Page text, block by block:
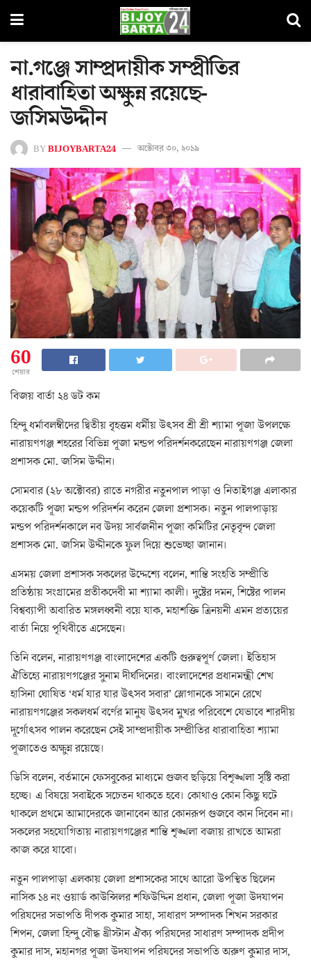
না.গঞ্জে সাম্প্রদায়ীক সম্প্রীতির
ধারাবাহিতা অক্ষুন্ন রয়েছে-
জসিমউদ্দীন
BYBIJOYBARTA24 অক্টোবর ৩০, ২০১৯
60
শেয়ার
বিজয় বার্তা ২৪ ডট কম
হিন্দু ধর্মাবলম্বীদের দ্বিতীয় বৃহত্তম ধর্মীয় উৎসব শ্রী শ্রী শ্যামা পূজা উপলক্ষে
নারায়ণগঞ্জ শহরের বিভিন্ন পূজা মন্ডপ পরিদর্শনকরেছেন নারায়ণগঞ্জ জেলা
প্রশাসক মো. জসিম উদ্দীন।
সোমবার (২৮ অক্টোবর) রাতে নগরীর নতুনপাল পাড়া ও নিতাইগঞ্জ এলাকার
কয়েকটি পূজা মন্ডপ পরিদর্শন করেন জেলা প্রশাসক। নতুন পালপাড়ায়
মন্ডপ পরিদর্শনকালে নব উদয় সার্বজনীন পূজা কমিটির নেতৃবৃন্দ জেলা
প্রশাসক মো. জসিম উদ্দীনকে ফুল দিয়ে শুভেচ্ছা জানান।
এসময় জেলা প্রশাসক সকলের উদ্দেশ্যে বলেন, শান্তি সংহতি সম্প্রীতি
প্রতিষ্ঠায় সংগ্রামের প্রতীকদেবী মা শ্যামা কালী। দুষ্টের দমন, শিষ্টের পালন
বিশ্বব্যাপী অবারিত মঙ্গলধ্বনী বয়ে যাক, মহাশক্তি ত্রিনয়নী এমন প্রত্যয়ের
বার্তা নিয়ে পৃথিবীতে এসেছেন।
তিনি বলেন, নারায়ণগঞ্জ বাংলাদেশের একটি গুরুত্বপূর্ণ জেলা। ইতিহাস
ঐতিহ্যে নারায়ণগঞ্জের সুনাম দীর্ঘদিনের। বাংলাদেশের প্রধানমন্ত্রী শেখ
হাসিনা ঘোষিত ‘ধর্ম যার যার উৎসব সবার’ স্লোগানকে সামনে রেখে
নারায়ণগঞ্জের সকলধর্ম বর্ণের মানুষ উৎসব মুখর পরিবেশে যেভাবে শারদীয়
দূর্গোৎসব পালন করেছেন সেই সাম্প্রদায়ীক সম্প্রীতির ধারাবাহিতা শ্যামা
পূজাতেও অক্ষুন্ন রয়েছে।
ডিসি বলেন, বর্তমানে ফেসবুকের মাধ্যমে গুজব ছড়িয়ে বিশৃঙ্খলা সৃষ্টি করা
হচ্ছে। এ বিষয়ে সবাইকে সচেতন থাকতে হবে। কোথাও কোন কিছু ঘটে
থাকলে প্রথমে আমাদেরকে জানাবেন আর কোনরূপ গুজবে কান দিবেন না।
সকলের সহযোগিতায় নারায়ণগঞ্জের শান্তি শৃঙ্খলা বজায় রাখতে আমরা
কাজ করে যাবো।
নতুন পালপাড়া এলকায় জেলা প্রশাসকের সাথে আরো উপস্থিত ছিলেন
নাসিক ১৪ নং ওয়ার্ড কাউন্সিলর শফিউদ্দিন প্রধান, জেলা পূজা উদযাপন
পরিষদের সভাপতি দীপক কুমার সাহা, সাধারণ সম্পাদক শিখন সরকার
শিপন, জেলা হিন্দু বৌদ্ধ খ্রীস্টান ঐক্য পরিষদের সাধারণ সম্পাদক প্রদীপ
কুমার দাস, মহানগর পূজা উদযাপন পরিষদের সভাপতি অরুণ কুমার দাস,